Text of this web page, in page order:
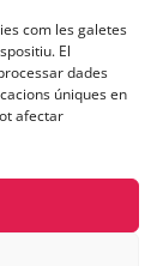
com les galetes
El
dades
úniques en
afectar